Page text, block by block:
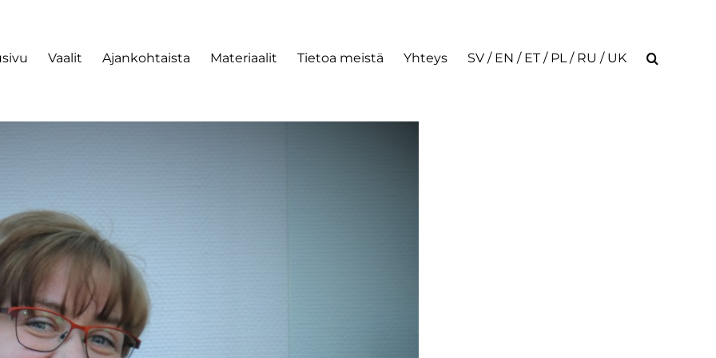
Vaalit Ajankohtaista Materiaalit Tietoa meistä Yhteys SV / EN / ET / PL / RU / UK